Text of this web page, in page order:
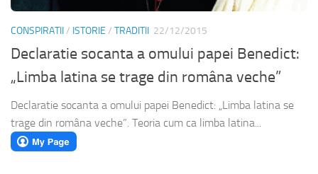
CONSPIRATII/ ISTORIE / TRADITII 22/12/2015
Declaratie socanta a omului papei Benedict:
„Limba latina se trage din româna veche”
Declaratie socanta a omului papei Benedict: „Limba latina se
trage din româna veche”. Teoria cum ca limba latina...